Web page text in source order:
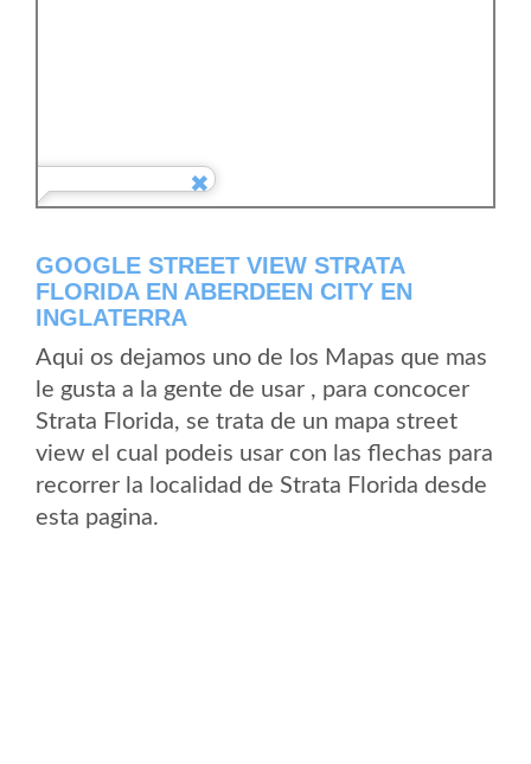
GOOGLE STREET VIEW STRATA
FLORIDA EN ABERDEEN CITY EN
INGLATERRA
Aqui os dejamos uno de los Mapas que mas
le gusta a la gente de usar , para concocer
Strata Florida, se trata de un mapa street
view el cual podeis usar con las flechas para
recorrer la localidad de Strata Florida desde
esta pagina.